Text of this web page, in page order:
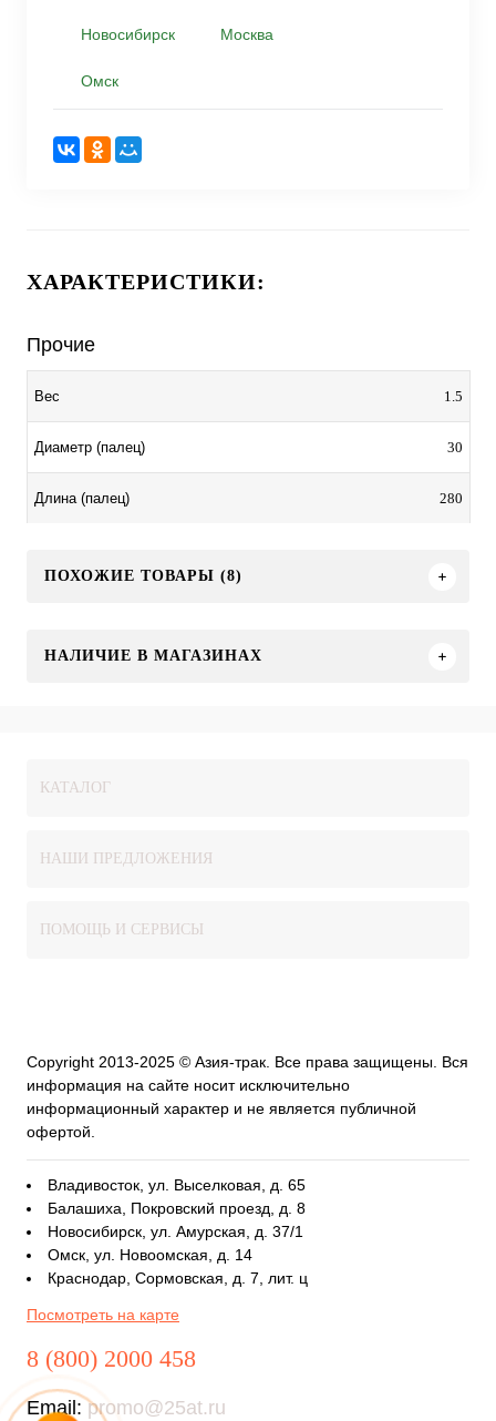
Новосибирск Москва
Омск
ХАРАКТЕРИСТИКИ:
Прочие
Вес 1.5
Диаметр (палец) 30
Длина (палец) 280
ПОХОЖИЕ ТОВАРЫ (8)
НАЛИЧИЕ В МАГАЗИНАХ
КАТАЛОГ
НАШИ ПРЕДЛОЖЕНИЯ
ПОМОЩЬ И СЕРВИСЫ
Copyright 2013-2025 © Азия-трак. Все права защищены. Вся
информация на сайте носит исключительно
информационный характер и не является публичной
офертой.
Владивосток, ул. Выселковая, д. 65
Балашиха, Покровский проезд, д. 8
Новосибирск, ул. Амурская, д. 37/1
Омск, ул. Новоомская, д. 14
Краснодар, Сормовская, д. 7, лит. ц
Посмотреть на карте
8 (800) 2000 458
Email:promo@25at.ru